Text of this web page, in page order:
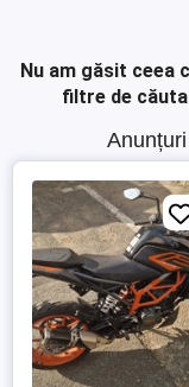
Nu am găsit ceea
filtre de